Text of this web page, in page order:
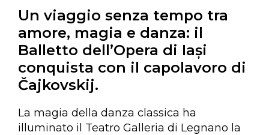
Un viaggio senza tempo tra
amore, magia e danza: il
Balletto dell’Opera di Iași
conquista con il capolavoro di
Čajkovskij.
La magia della danza classica ha
illuminato il Teatro Galleria di Legnano la